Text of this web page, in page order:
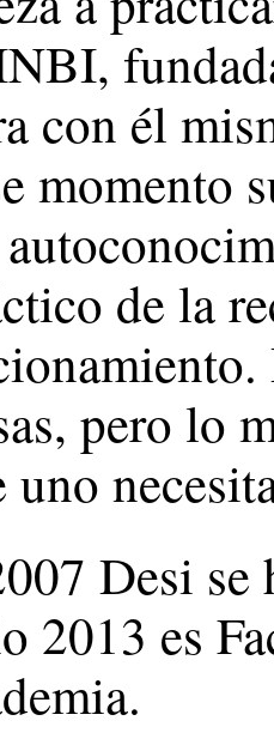
con él
momento
de la
pero lo
Desi
2013 es